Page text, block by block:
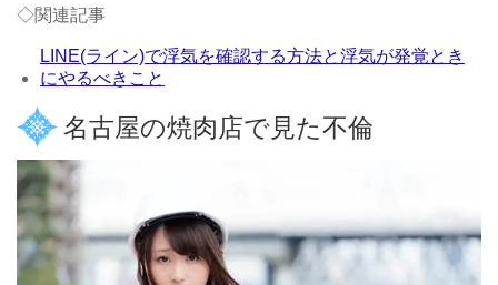
◇関連記事
LINE(ライン)で浮気を確認する方法と浮気が発覚とき
にやるべきこと
名古屋の焼肉店で見た不倫